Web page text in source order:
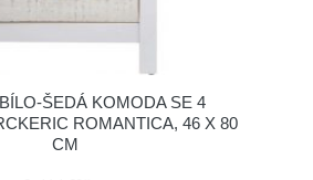
ŠEDÁ KOMODA SE 4
ROMANTICA, 46 X 80
CM